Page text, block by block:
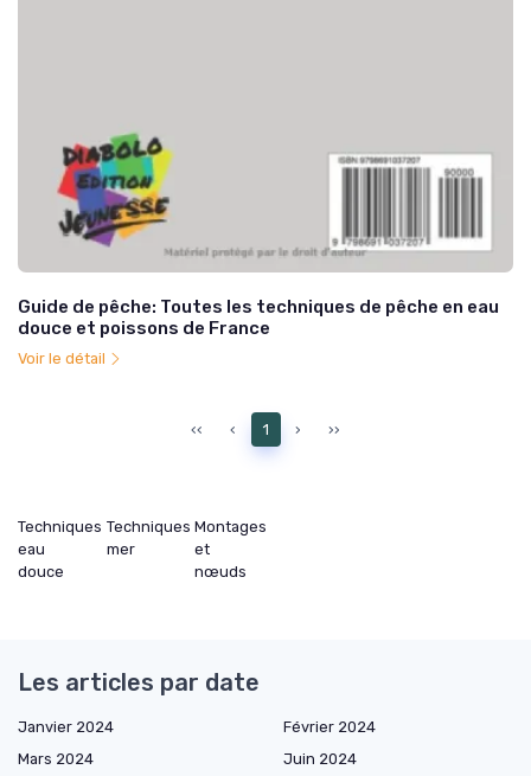
Guide de pêche: Toutes les techniques de pêche en eau
douce et poissons de France
Voir le détail
‹‹ ‹ 1 › ››
Techniques
eau
douce
Techniques
mer
Montages
et
nœuds
Les articles par date
Janvier 2024
Février 2024
Mars 2024
Juin 2024